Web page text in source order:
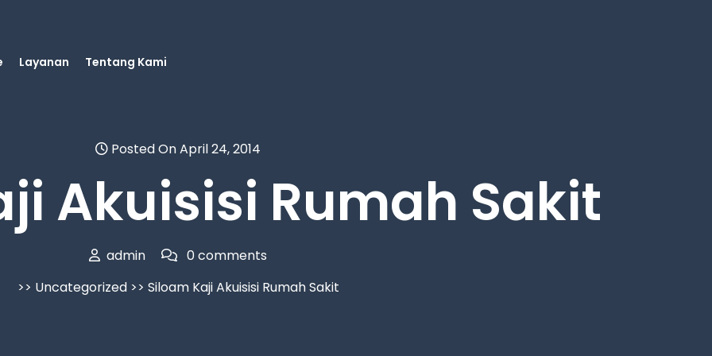
Layanan Tentang Kami
Posted On April 24, 2014
Akuisisi Rumah Sakit
admin
0 comments
>> Uncategorized>> Siloam Kaji Akuisisi Rumah Sakit